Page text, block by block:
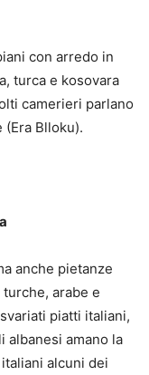
con arredo in
turca e kosovara
camerieri parlano
(Era Blloku).
anche pietanze
arabe e
piatti italiani,
albanesi amano la
alcuni dei